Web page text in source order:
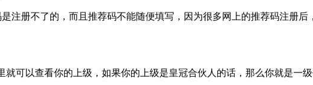
注册不了的，而且推荐码不能随便填写，因为很多网上的推荐码注册
就可以查看你的上级，如果你的上级是皇冠合伙人的话，那么你就是一